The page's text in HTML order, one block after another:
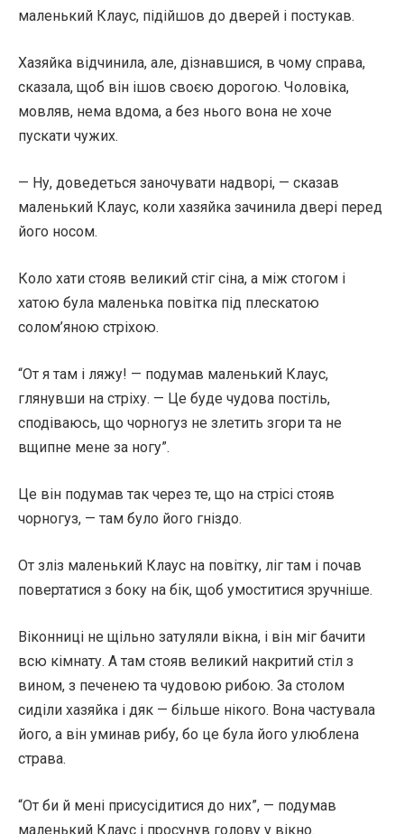
маленький Клаус, підійшов до дверей і постукав.
Хазяйка відчинила, але, дізнавшися, в чому справа,
сказала, щоб він ішов своєю дорогою. Чоловіка,
мовляв, нема вдома, а без нього вона не хоче
пускати чужих.
— Ну, доведеться заночувати надворі, — сказав
маленький Клаус, коли хазяйка зачинила двері перед
його носом.
Коло хати стояв великий стіг сіна, а між стогом і
хатою була маленька повітка під плескатою
солом’яною стріхою.
“От я там і ляжу! — подумав маленький Клаус,
глянувши на стріху. — Це буде чудова постіль,
сподіваюсь, що чорногуз не злетить згори та не
вщипне мене за ногу”.
Це він подумав так через те, що на стрісі стояв
чорногуз, — там було його гніздо.
От зліз маленький Клаус на повітку, ліг там і почав
повертатися з боку на бік, щоб умоститися зручніше.
Віконниці не щільно затуляли вікна, і він міг бачити
всю кімнату. А там стояв великий накритий стіл з
вином, з печенею та чудовою рибою. За столом
сиділи хазяйка і дяк — більше нікого. Вона частувала
його, а він уминав рибу, бо це була його улюблена
страва.
“От би й мені присусідитися до них”, — подумав
маленький Клаус і просунув голову у вікно.